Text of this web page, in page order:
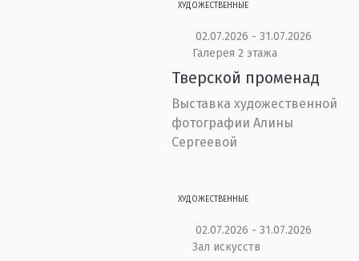
ХУДОЖЕСТВЕННЫЕ
02.07.2026 - 31.07.2026
Галерея 2 этажа
Тверской променад
Выставка художественной
фотографии Алины
Сергеевой
ХУДОЖЕСТВЕННЫЕ
02.07.2026 - 31.07.2026
Зал искусств